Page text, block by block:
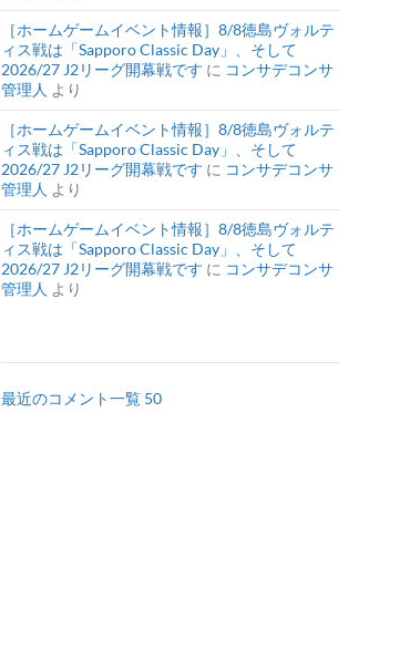
［ホームゲームイベント情報］8/8徳島ヴォルテ
ィス戦は「Sapporo Classic Day」、そして
2026/27 J2リーグ開幕戦です に コンサデコンサ
管理人 より
［ホームゲームイベント情報］8/8徳島ヴォルテ
ィス戦は「Sapporo Classic Day」、そして
2026/27 J2リーグ開幕戦です に コンサデコンサ
管理人 より
［ホームゲームイベント情報］8/8徳島ヴォルテ
ィス戦は「Sapporo Classic Day」、そして
2026/27 J2リーグ開幕戦です に コンサデコンサ
管理人 より
最近のコメント一覧 50